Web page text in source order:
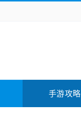
安全相关
综合其它
手游攻略